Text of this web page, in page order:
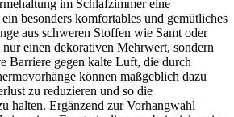
im Schlafzimmer eine
besonders komfortables und gemütliches
aus schweren Stoffen wie Samt oder
einen dekorativen Mehrwert, sondern
Barriere gegen kalte Luft, die durch
können maßgeblich dazu
zu reduzieren und so die
halten. Ergänzend zur Vorhangwahl